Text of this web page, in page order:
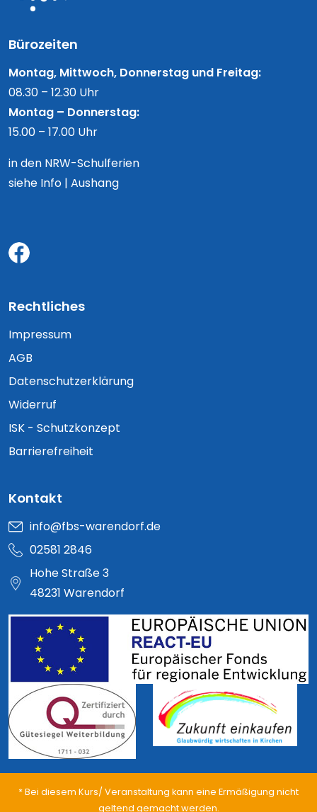
Bürozeiten
Montag, Mittwoch, Donnerstag und Freitag:
08.30 – 12.30 Uhr
Montag – Donnerstag:
15.00 – 17.00 Uhr
in den NRW-Schulferien
siehe Info | Aushang
Rechtliches
Impressum
AGB
Datenschutzerklärung
Widerruf
ISK - Schutzkonzept
Barrierefreiheit
Kontakt
info@fbs-warendorf.de
02581 2846
Hohe Straße 3
48231 Warendorf
* Bei diesem Kurs/ Veranstaltung kann eine Ermäßigung nicht
geltend gemacht werden.